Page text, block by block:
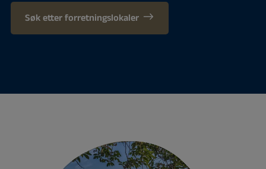
Søk etter forretningslokaler